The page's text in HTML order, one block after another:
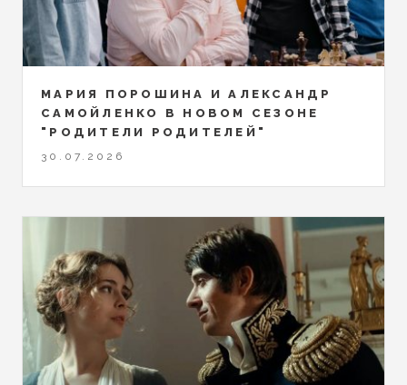
МАРИЯ ПОРОШИНА И АЛЕКСАНДР
САМОЙЛЕНКО В НОВОМ СЕЗОНЕ
"РОДИТЕЛИ РОДИТЕЛЕЙ"
30.07.2026